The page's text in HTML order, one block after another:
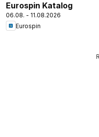
Eurospin Katalog
06.08. - 11.08.2026
Eurospin